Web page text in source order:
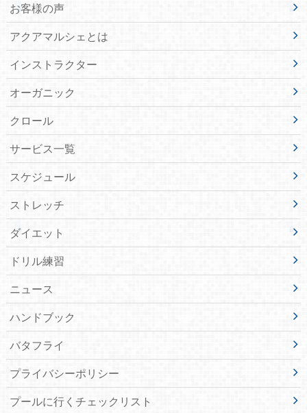
お客様の声
アクアマルシェとは
インストラクター
オーガニック
クロール
サービス一覧
スケジュール
ストレッチ
ダイエット
ドリル練習
ニュース
ハンドブック
バタフライ
プライバシーポリシー
プールに行くチェックリスト